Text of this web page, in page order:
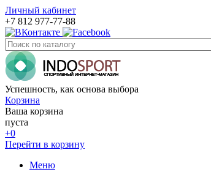
Личный кабинет
+7 812 977-77-88
Успешность, как основа выбора
Корзина
Ваша корзина
пуста
+0
Перейти в корзину
Меню